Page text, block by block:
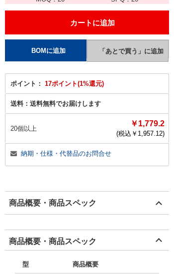
ポイント： 17ポイント(1%還元)
送料： 送料無料でお届けします
20個以上
￥1,779.2
(税込￥ 1,957.12)
納期・仕様・代替品のお問合せ
商品概要・商品スペック
商品概要・商品スペック
型 商品概要